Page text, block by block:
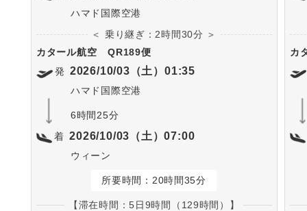
ハマド国際空港
＜ 乗り継ぎ：2時間30分 ＞
カタール航空
QR189便
発 2026/10/03（土）01:35
ハマド国際空港
6時間25分
着 2026/10/03（土）07:00
ウィーン
所要時間：20時間35分
【滞在時間：5日9時間（129時間）】
カ